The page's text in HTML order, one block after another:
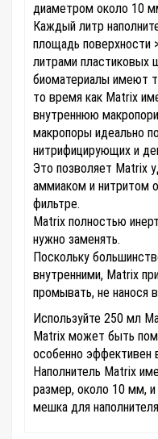
диаметром около 10
Каждый литр
площадь поверхности
литрами пластиковых
биоматериалы имеют
то время как Matrix
внутреннюю
макропоры идеально
нитрифицирующих и
Это позволяет Matrix
аммиаком и нитритом
фильтре.
Matrix полностью
нужно заменять.
Поскольку
внутренними, Matrix
промывать, не нанося
Используйте 250 мл
Matrix может быть
особенно эффективен
Наполнитель Matrix
размер, около 10 мм,
мешка для